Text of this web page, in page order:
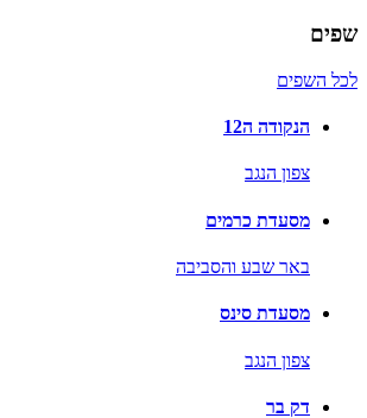
שפים
לכל השפים
הנקודה ה12
צפון הנגב
מסעדת כרמים
באר שבע והסביבה
מסעדת סינס
צפון הנגב
דק בר